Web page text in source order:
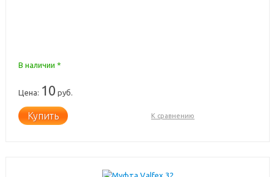
В наличии *
Цена: 10 руб.
Купить К сравнению